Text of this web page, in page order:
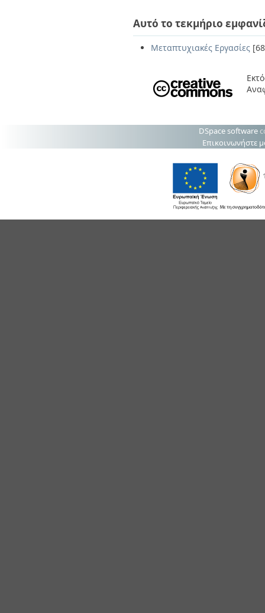
Αυτό το τεκμήριο
Μεταπτυχιακές Εργασίες
DSpace software
Επικοινωνήστε